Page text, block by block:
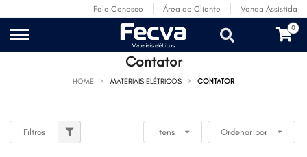
Fale Conosco Área do Cliente Venda Assistida
0
Contator
HOME MATERIAIS ELÉTRICOS CONTATOR
Filtros Itens Ordenar por